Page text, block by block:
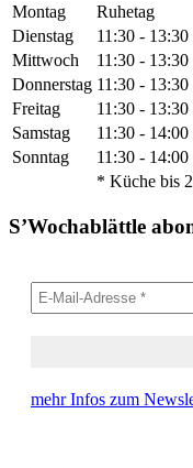
Montag
Ruhetag
Dienstag
11:30 -
Mittwoch
11:30 -
Donnerstag 11:30 -
Freitag
11:30 -
Samstag
11:30 -
Sonntag
11:30 -
* Küche bis
S’Wochablättle
mehr Infos zum